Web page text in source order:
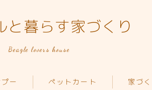
と暮らす家づくり
Beagle lovers house
ー ペットカート 家づ